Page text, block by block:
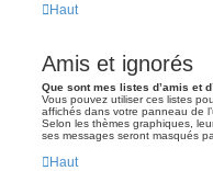
Haut
Amis et ignorés
Que sont mes listes d’amis et
Vous pouvez utiliser ces listes
affichés dans votre panneau de
Selon les thèmes graphiques,
ses messages seront masqués
Haut